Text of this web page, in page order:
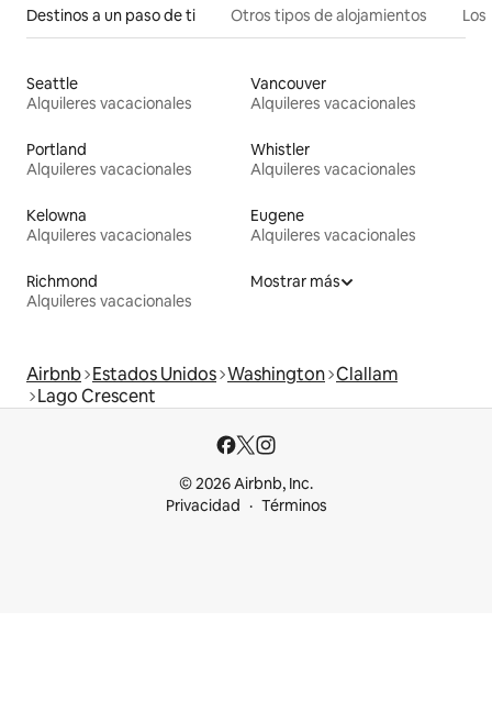
Destinos a un paso de ti Otros tipos de alojamientos
Seattle
Alquileres vacacionales
Vancouver
Alquileres vacacionales
Portland
Alquileres vacacionales
Whistler
Alquileres vacacionales
Kelowna
Alquileres vacacionales
Eugene
Alquileres vacacionales
Richmond
Alquileres vacacionales
Mostrar más
Airbnb Estados Unidos Washington Clallam
Lago Crescent
© 2026 Airbnb, Inc.
Privacidad
Términos